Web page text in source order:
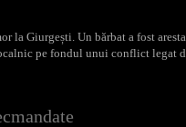
la Giurgești. Un bărbat a fost
pe fondul unui conflict legat de